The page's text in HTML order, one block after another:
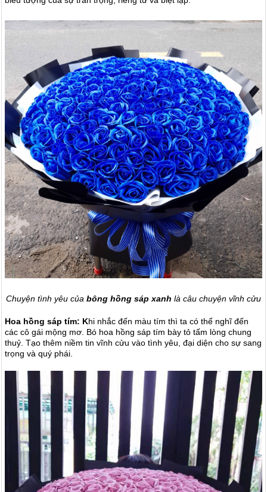
Chuyện tình yêu của bông hồng sáp xanh là câu chuyện vĩnh cửu
Hoa hồng sáp tím: Khi nhắc đến màu tím thì ta có thể nghĩ đến
các cô gái mộng mơ. Bó hoa hồng sáp tím bày tỏ tấm lòng chung
thuỷ. Tạo thêm niềm tin vĩnh cửu vào tình yêu, đại diện cho sự sang
trọng và quý phái.